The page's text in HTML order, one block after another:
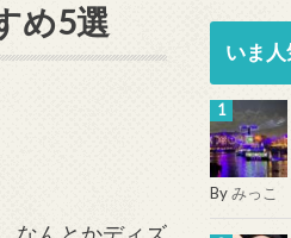
め5選
いま
Byみっこ